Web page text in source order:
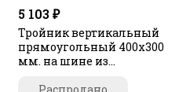
5 103 ₽
Тройник вертикальный
прямоугольный 400х300
мм. на шине из